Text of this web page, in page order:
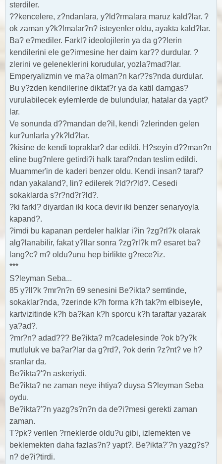
sterdiler.
??kencelere, z?ndanlara, y?ld?rmalara maruz kald?lar. ?
ok zaman y?k?lmalar?n? isteyenler oldu, ayakta kald?lar.
Ba? e?mediler. Farkl? ideolojilerin ya da g??lerin
kendilerini ele ge?irmesine her daim kar?? durdular. ?
zlerini ve geleneklerini korudular, yozla?mad?lar.
Emperyalizmin ve ma?a olman?n kar??s?nda durdular.
Bu y?zden kendilerine diktat?r ya da katil damgas?
vurulabilecek eylemlerde de bulundular, hatalar da yapt?
lar.
Ve sonunda d??mandan de?il, kendi ?zlerinden gelen
kur?unlarla y?k?ld?lar.
?kisine de kendi topraklar? dar edildi. H?seyin d??man?n
eline bug?nlere getirdi?i halk taraf?ndan teslim edildi.
Muammer'in de kaderi benzer oldu. Kendi insan? taraf?
ndan yakaland?, lin? edilerek ?ld?r?ld?. Cesedi
sokaklarda s?r?nd?r?ld?.
?ki farkl? diyardan iki koca devir iki benzer senaryoyla
kapand?.
?imdi bu kapanan perdeler halklar i?in ?zg?rl?k olarak
alg?lanabilir, fakat y?llar sonra ?zg?rl?k m? esaret ba?
lang?c? m? oldu?unu hep birlikte g?rece?iz.
***
S?leyman Seba...
85 y?ll?k ?mr?n?n 69 senesini Be?ikta? semtinde,
sokaklar?nda, ?zerinde k?h forma k?h tak?m elbiseyle,
kartvizitinde k?h ba?kan k?h sporcu k?h taraftar yazarak
ya?ad?.
?mr?n? adad??? Be?ikta? m?cadelesinde ?ok b?y?k
mutluluk ve ba?ar?lar da g?rd?, ?ok derin ?z?nt? ve h?
sranlar da.
Be?ikta?'?n askeriydi.
Be?ikta? ne zaman neye ihtiya? duysa S?leyman Seba
oydu.
Be?ikta?'?n yazg?s?n?n da de?i?mesi gerekti zaman
zaman.
T?pk? verilen ?rneklerde oldu?u gibi, izlemekten ve
beklemekten daha fazlas?n? yapt?. Be?ikta?'?n yazg?s?
n? de?i?tirdi.